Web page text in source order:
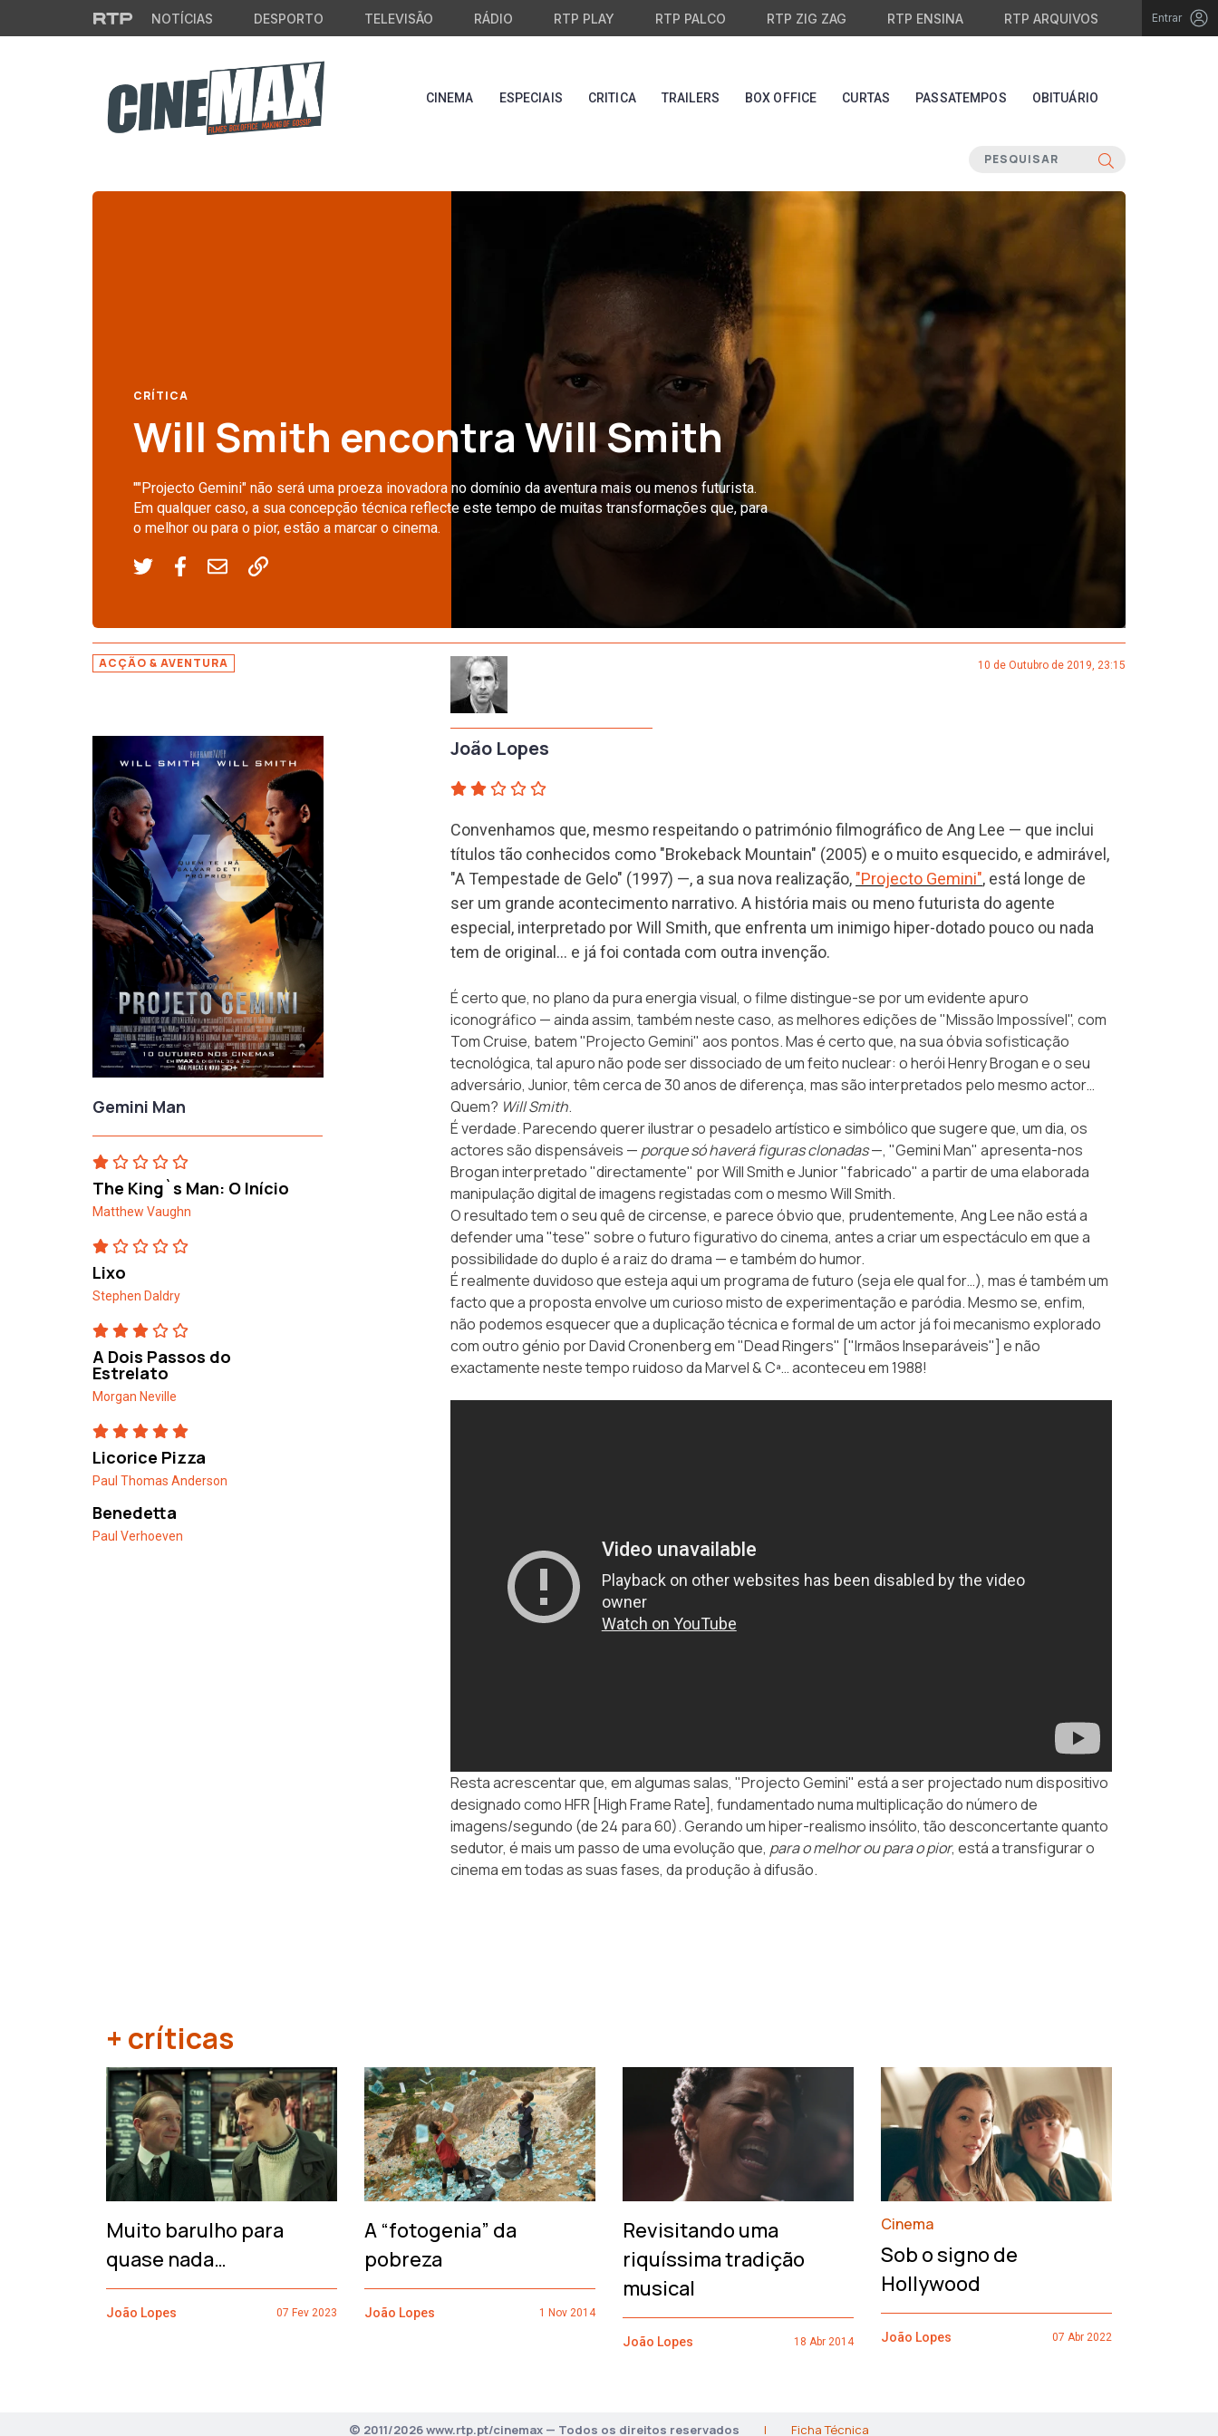
Saltar para o conteúdo principal
NOTÍCIAS DESPORTO TELEVISÃO RÁDIO RTP PLAY RTP PALCO RTP ZIG ZAG RTP ENSINA RTP ARQUIVOS Entrar
CINEMA ESPECIAIS CRITICA TRAILERS BOX OFFICE CURTAS PASSATEMPOS OBITUÁRIO
CRÍTICA
Will Smith encontra Will Smith
""Projecto Gemini" não será uma proeza inovadora no domínio da aventura mais ou menos futurista.
Em qualquer caso, a sua concepção técnica reflecte este tempo de muitas transformações que, para
o melhor ou para o pior, estão a marcar o cinema.
ACÇÃO & AVENTURA
Gemini Man
The King`s Man: O Início
Matthew Vaughn
Lixo
Stephen Daldry
A Dois Passos do
Estrelato
Morgan Neville
Licorice Pizza
Paul Thomas Anderson
Benedetta
Paul Verhoeven
João Lopes
10 de Outubro de 2019, 23:15
Convenhamos que, mesmo respeitando o património filmográfico de Ang Lee — que inclui
títulos tão conhecidos como "Brokeback Mountain" (2005) e o muito esquecido, e admirável,
"A Tempestade de Gelo" (1997) —, a sua nova realização, "Projecto Gemini", está longe de
ser um grande acontecimento narrativo. A história mais ou meno futurista do agente
especial, interpretado por Will Smith, que enfrenta um inimigo hiper-dotado pouco ou nada
tem de original… e já foi contada com outra invenção.
É certo que, no plano da pura energia visual, o filme distingue-se por um evidente apuro
iconográfico — ainda assim, também neste caso, as melhores edições de "Missão Impossível", com
Tom Cruise, batem "Projecto Gemini" aos pontos. Mas é certo que, na sua óbvia sofisticação
tecnológica, tal apuro não pode ser dissociado de um feito nuclear: o herói Henry Brogan e o seu
adversário, Junior, têm cerca de 30 anos de diferença, mas são interpretados pelo mesmo actor…
Quem? Will Smith.
É verdade. Parecendo querer ilustrar o pesadelo artístico e simbólico que sugere que, um dia, os
actores são dispensáveis — porque só haverá figuras clonadas—, "Gemini Man" apresenta-nos
Brogan interpretado "directamente" por Will Smith e Junior "fabricado" a partir de uma elaborada
manipulação digital de imagens registadas com o mesmo Will Smith.
O resultado tem o seu quê de circense, e parece óbvio que, prudentemente, Ang Lee não está a
defender uma "tese" sobre o futuro figurativo do cinema, antes a criar um espectáculo em que a
possibilidade do duplo é a raiz do drama — e também do humor.
É realmente duvidoso que esteja aqui um programa de futuro (seja ele qual for…), mas é também um
facto que a proposta envolve um curioso misto de experimentação e paródia. Mesmo se, enfim,
não podemos esquecer que a duplicação técnica e formal de um actor já foi mecanismo explorado
com outro génio por David Cronenberg em"Dead Ringers" ["Irmãos Inseparáveis"] e não
exactamente neste tempo ruidoso da Marvel & Cª… aconteceu em 1988!
Resta acrescentar que, em algumas salas, "Projecto Gemini" está a ser projectado num dispositivo
designado comoHFR [High Frame Rate], fundamentado numa multiplicação do número de
imagens/segundo (de 24 para 60). Gerando um hiper-realismo insólito, tão desconcertante quanto
sedutor, é mais um passo de uma evolução que, para o melhor ou para o pior, está a transfigurar o
cinema em todas as suas fases, da produção à difusão.
+ críticas
Muito barulho para
quase nada…
João Lopes 07 Fev 2023
A “fotogenia” da
pobreza
João Lopes 1 Nov 2014
Revisitando uma
riquíssima tradição
musical
João Lopes 18 Abr 2014
Cinema
Sob o signo de
Hollywood
João Lopes 07 Abr 2022
‹
© 2011/2026 www.rtp.pt/cinemax — Todos os direitos reservados | Ficha Técnica